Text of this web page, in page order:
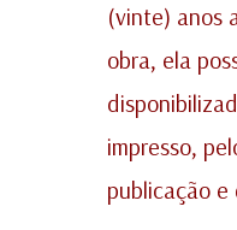
(vinte) anos
obra, ela
impresso,
publicação